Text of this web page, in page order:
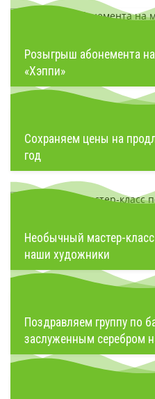
Розыгрыш абонемента
«Хэппи»
Сохраняем цены на
год
Необычный мастер-
наши художники
Поздравляем группу по
заслуженным серебром